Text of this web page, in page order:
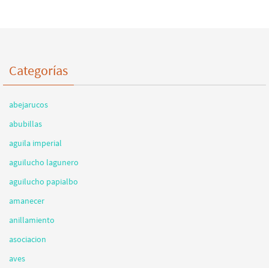
Categorías
abejarucos
abubillas
aguila imperial
aguilucho lagunero
aguilucho papialbo
amanecer
anillamiento
asociacion
aves